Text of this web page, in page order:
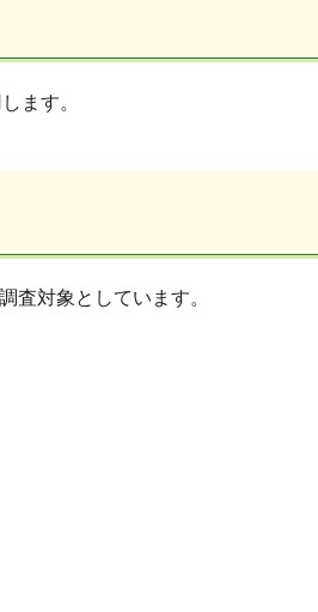
ます。
査対象としています。